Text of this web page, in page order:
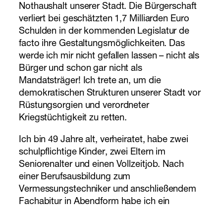
Nothaushalt unserer Stadt. Die Bürgerschaft
verliert bei geschätzten 1,7 Milliarden Euro
Schulden in der kommenden Legislatur de
facto ihre Gestaltungsmöglichkeiten. Das
werde ich mir nicht gefallen lassen – nicht als
Bürger und schon gar nicht als
Mandatsträger! Ich trete an, um die
demokratischen Strukturen unserer Stadt vor
Rüstungsorgien und verordneter
Kriegstüchtigkeit zu retten.
Ich bin 49 Jahre alt, verheiratet, habe zwei
schulpflichtige Kinder, zwei Eltern im
Seniorenalter und einen Vollzeitjob. Nach
einer Berufsausbildung zum
Vermessungstechniker und anschließendem
Fachabitur in Abendform habe ich ein